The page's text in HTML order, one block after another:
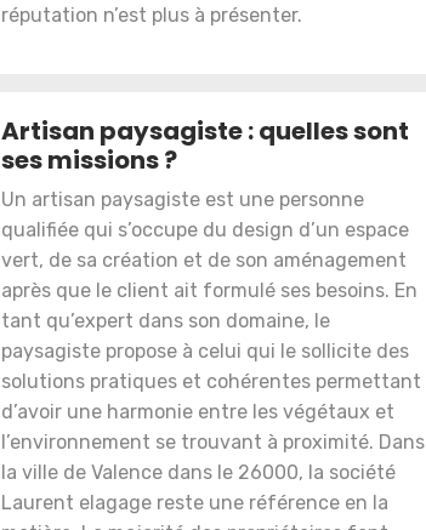
réputation n’est plus à présenter.
Artisan paysagiste : quelles sont
ses missions ?
Un artisan paysagiste est une personne
qualifiée qui s’occupe du design d’un espace
vert, de sa création et de son aménagement
après que le client ait formulé ses besoins. En
tant qu’expert dans son domaine, le
paysagiste propose à celui qui le sollicite des
solutions pratiques et cohérentes permettant
d’avoir une harmonie entre les végétaux et
l’environnement se trouvant à proximité. Dans
la ville de Valence dans le 26000, la société
Laurent elagage reste une référence en la